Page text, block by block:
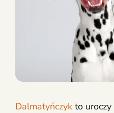
Dalmatyńczyk to uroczy